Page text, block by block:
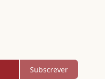
Subscrever